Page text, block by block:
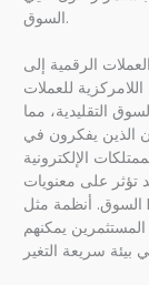
السوق.
الرقمية إلى
للعملات
التقليدية، مما
الذين يفكرون في
الإلكترونية
تؤثر على معنويات
السوق. أنظمة مثل MT5 تلبي هذا السوق الناشئ من خلال توفير أدوات
يمكنهم